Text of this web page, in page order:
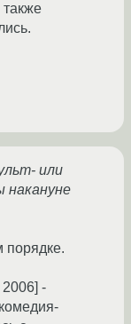
или
накануне
порядке.
-